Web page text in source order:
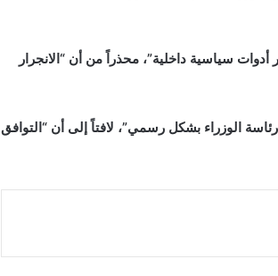
سياسية داخلية”، محذراً من أن “الانجرار
الوزراء بشكل رسمي”، لافتاً إلى أن “التوافق